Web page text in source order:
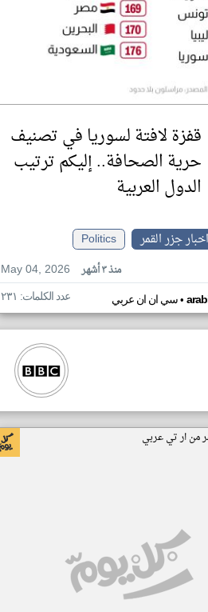
قفزة لافتة لسوريا في تصنيف
حرية الصحافة.. إليكم ترتيب
الدول العربية
اخبار جزر القمر
Politics
May 04, 2026
منذ ٣ أشهر
سي ان ان عربي• عدد الكلمات: ٢٣١
من ار تي عربي